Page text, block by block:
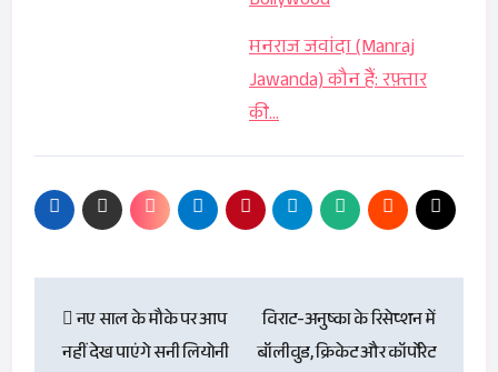
मनराज जवांदा (Manraj
Jawanda) कौन हैं: रफ़्तार
की…
navigation
नए साल के मौके पर आप
नहीं देख पाएंगे सनी लियोनी
विराट-अनुष्का के रिसेप्शन में
बॉलीवुड, क्रिकेट और कॉर्पोरेट